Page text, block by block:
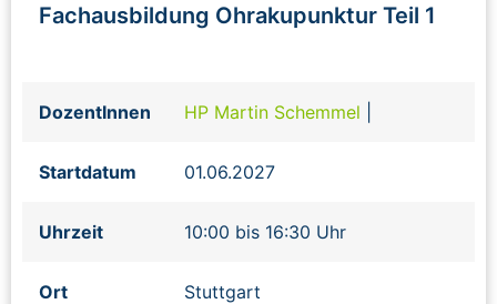
Fachausbildung Ohrakupunktur Teil 1
DozentInnen HP Martin Schemmel
Startdatum 01.06.2027
Uhrzeit 10:00 bis 16:30 Uhr
Ort Stuttgart